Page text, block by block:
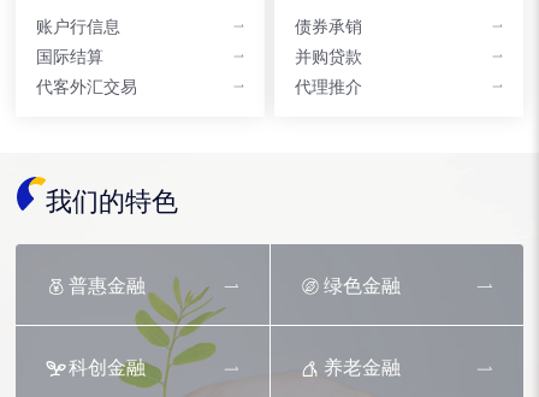
账户行信息
国际结算
代客外汇交易
债券承销
并购贷款
代理推介
我们的特色
普惠金融 绿色金融
科创金融 养老金融